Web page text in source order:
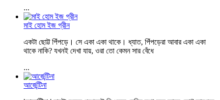
...
মাই হোম ইজ গ্রীন
একটা ছোট্ট পিঁপড়ে। সে একা একা থাকে। ধ্যাত, পিঁপড়েরা আবার একা একা
থাকে নাকি? যখনই দেখা যায়, ওরা তো কেমন সার বেঁধে
...
আর্জেন্টিনা